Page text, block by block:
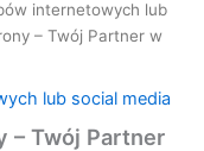
internetowych lub
– Twój Partner w
lub social media
– Twój Partner